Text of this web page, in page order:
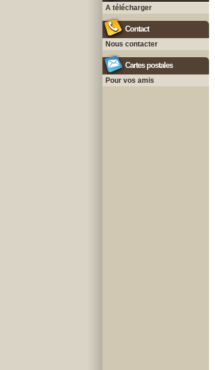
A télécharger
Contact
Nous contacter
Cartes postales
Pour vos amis